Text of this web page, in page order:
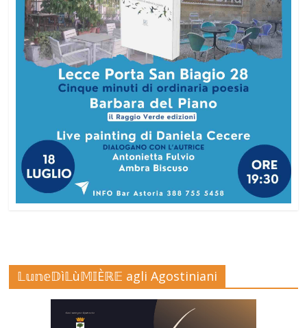
𝕃𝕦𝕟𝕖𝔻ì𝕃ù𝕄𝕀Èℝ𝔼 agli Agostiniani